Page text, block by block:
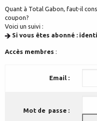
Quant à Total Gabon, faut-il
coupon?
Voici un suivi :
Si vous êtes abonné :
Accès membres :
Email :
Mot de passe :